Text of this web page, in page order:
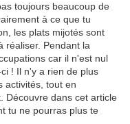
toujours beaucoup de
à ce que tu
les plats mijotés sont
réaliser. Pendant la
car il n'est nul
! Il n'y a rien de plus
activités, tout en
Découvre dans cet article
tu ne pourras plus te